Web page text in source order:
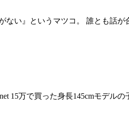
ない』というマツコ。 誰とも話
15万で買った身長145cmモデル